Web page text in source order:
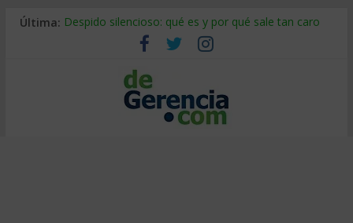
Última: Despido silencioso: qué es y por qué sale tan caro
La economía de Venezuela después del terremoto
Los 8 pasos de Kotter: liderar el cambio sin fracasar
Gestión de proyectos con IA: qué cambia en el oficio
IA y creatividad: cómo evitar que todos piensen igual